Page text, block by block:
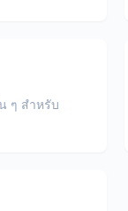
ๆ สำหรับ